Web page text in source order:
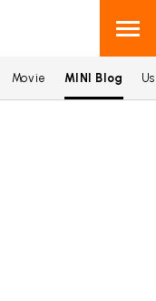
Movie MINI Blog